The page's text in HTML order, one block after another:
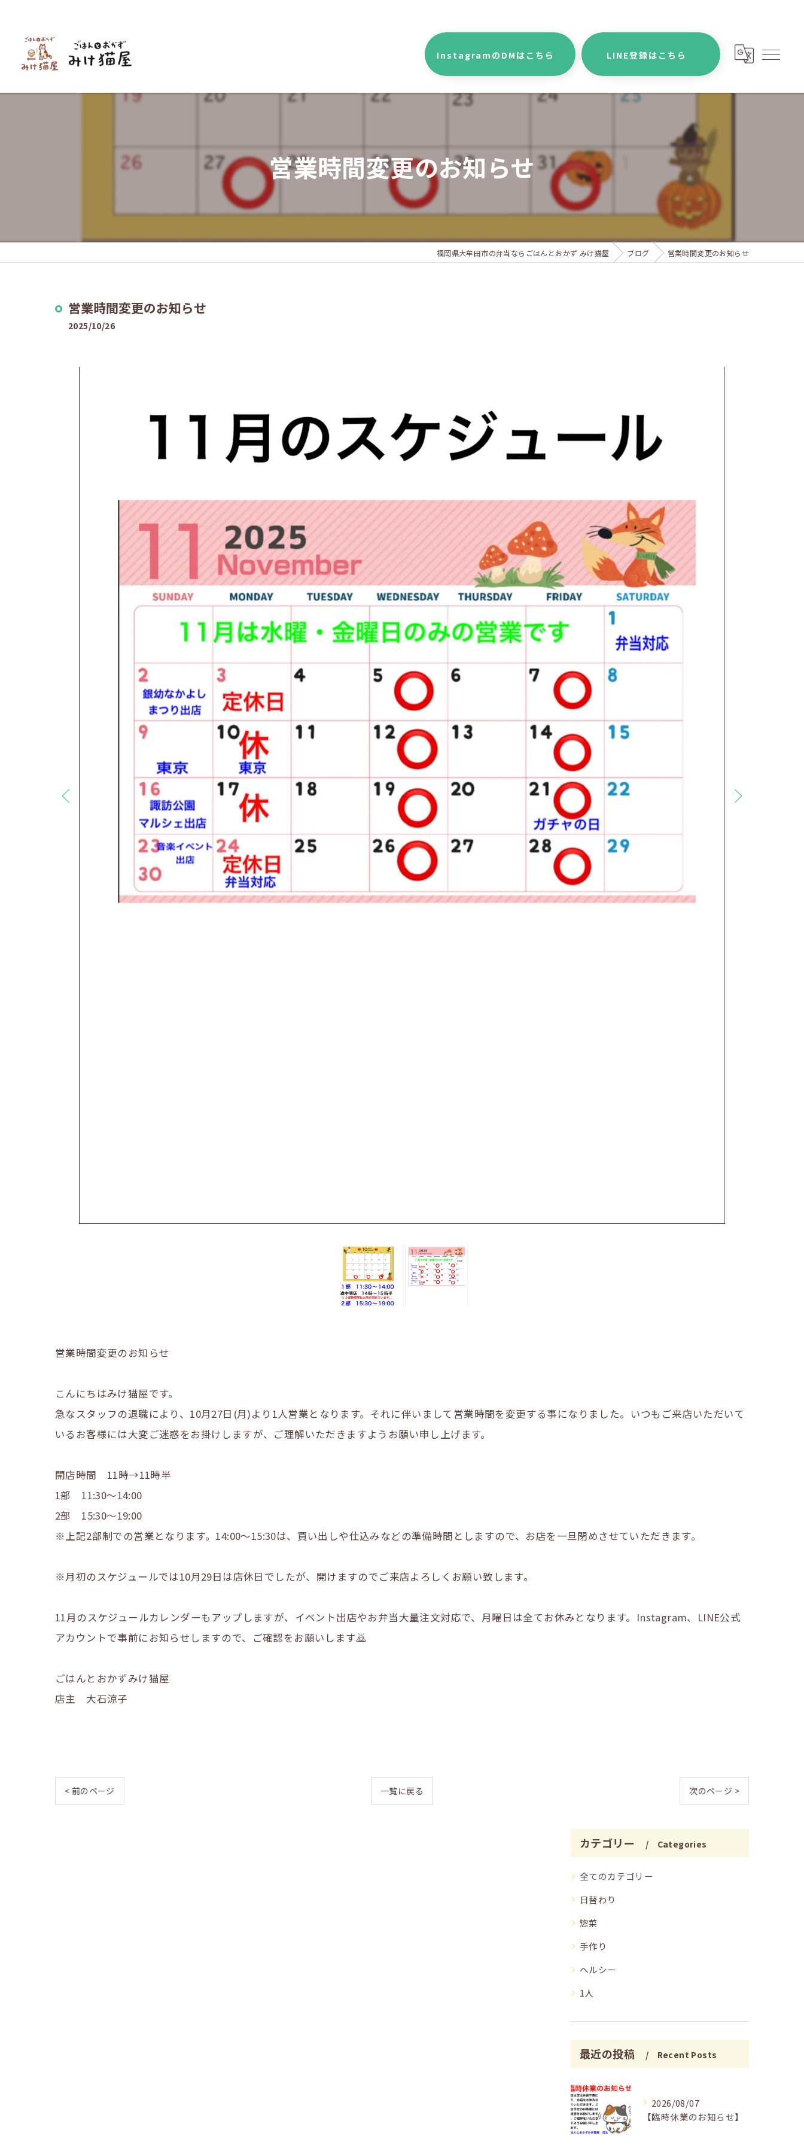
InstagramのDMはこちら LINE登録はこちら
営業時間変更のお知らせ
福岡県大牟田市の弁当ならごはんとおかず みけ猫屋 ブログ 営業時間変更のお知らせ
営業時間変更のお知らせ
2025/10/26
営業時間変更のお知らせ
こんにちはみけ猫屋です。
急なスタッフの退職により、10月27日(月)より1人営業となります。それに伴いまして営業時間を変更する事になりました。いつもご来店いただいて
いるお客様には大変ご迷惑をお掛けしますが、ご理解いただきますようお願い申し上げます。
開店時間 11時→11時半
1部 11:30〜14:00
2部 15:30〜19:00
※上記2部制での営業となります。14:00〜15:30は、買い出しや仕込みなどの準備時間としますので、お店を一旦閉めさせていただきます。
※月初のスケジュールでは10月29日は店休日でしたが、開けますのでご来店よろしくお願い致します。
11月のスケジュールカレンダーもアップしますが、イベント出店やお弁当大量注文対応で、月曜日は全てお休みとなります。Instagram、LINE公式
アカウントで事前にお知らせしますので、ご確認をお願いします🙇
ごはんとおかずみけ猫屋
店主 大石涼子
< 前のページ 一覧に戻る 次のページ >
カテゴリー Categories
全てのカテゴリー
日替わり
惣菜
手作り
ヘルシー
1人
最近の投稿 Recent Posts
2026/08/07
【臨時休業のお知らせ】